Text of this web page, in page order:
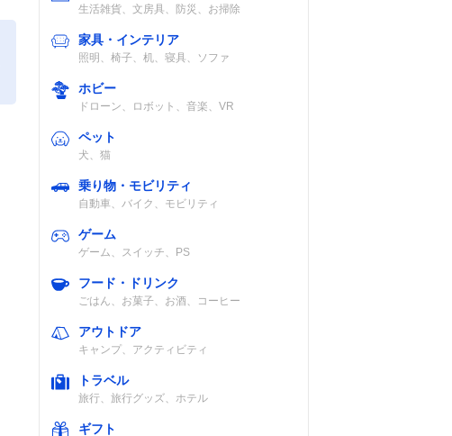
ナイロン
チ）
ナイロン、牛革
ポリウレタン
生活雑貨、文房具、防災、お掃除
家具・インテリア
照明、椅子、机、寝具、ソファ
ホビー
ドローン、ロボット、音楽、VR
ペット
犬、猫
乗り物・モビリティ
自動車、バイク、モビリティ
ゲーム
ゲーム、スイッチ、PS
フード・ドリンク
ごはん、お菓子、お酒、コーヒー
アウトドア
キャンプ、アクティビティ
トラベル
旅行、旅行グッズ、ホテル
ギフト